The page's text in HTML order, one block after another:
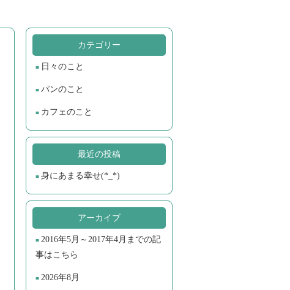
カテゴリー
日々のこと
パンのこと
カフェのこと
最近の投稿
身にあまる幸せ(*_*)
アーカイブ
2016年5月～2017年4月までの記
事はこちら
2026年8月